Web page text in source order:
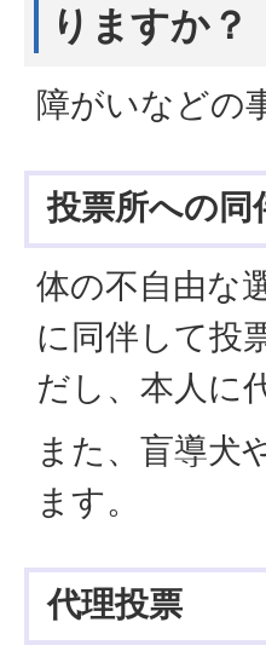
りますか？
障がいなどの
投票所への同
体の不自由な
に同伴して投
だし、本人に
また、盲導犬
ます。
代理投票